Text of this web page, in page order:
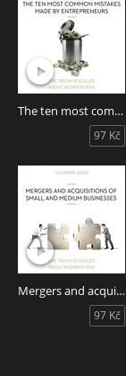
The ten most common mistakes made by entrepreneurs
97 Kč
Mergers and acquisitions of small and medium businesses
97 Kč